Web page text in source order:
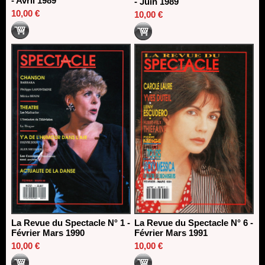
10,00 €
10,00 €
La Revue du Spectacle N° 1 -
Février Mars 1990
10,00 €
La Revue du Spectacle N° 6 -
Février Mars 1991
10,00 €